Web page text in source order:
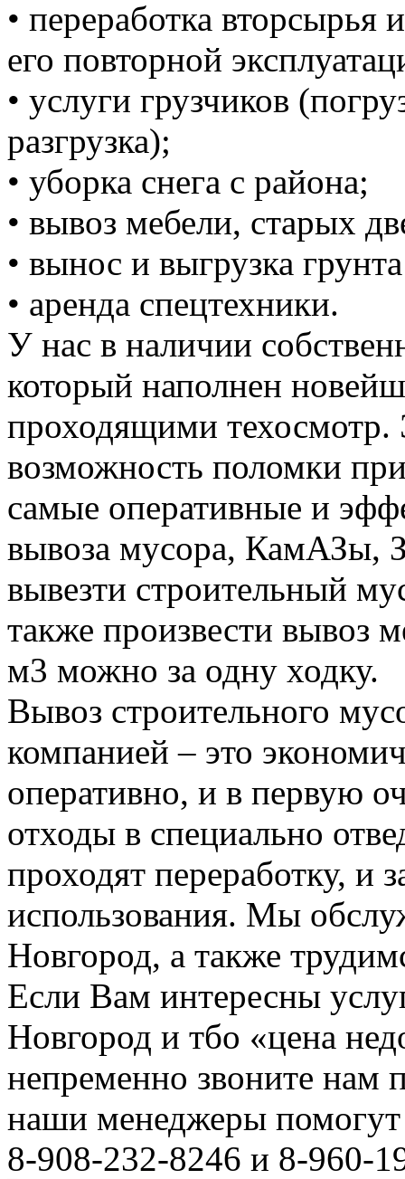
• переработка вторсырья
его повторной
• услуги грузчиков
разгрузка);
• уборка снега с района;
• вывоз мебели, старых
• вынос и выгрузка
• аренда спецтехники.
У нас в наличии
который наполнен
проходящими техосмотр.
возможность поломки
самые оперативные и
вывоза мусора,
вывезти строительный
также произвести вывоз
м3 можно за одну ходку.
Вывоз строительного
компанией – это
оперативно, и в первую
отходы в специально
проходят переработку, и
использования. Мы
Новгород, а также
Если Вам интересны
Новгород и тбо «цена
непременно звоните нам
наши менеджеры помогут
8-908-232-8246 и 8-960-